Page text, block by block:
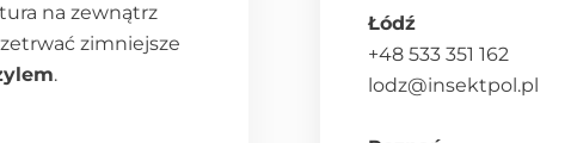
na zewnątrz
zimniejsze
.
Łódź
+48 533 351 162
lodz@insektpol.pl